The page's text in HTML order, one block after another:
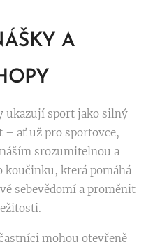
A
ukazují sport jako silný
ať už pro sportovce,
srozumitelnou a
která pomáhá
sebevědomí a proměnit
mohou otevřeně